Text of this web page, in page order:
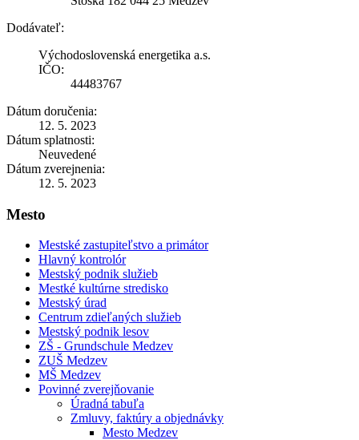
Dodávateľ:
Východoslovenská energetika a.s.
IČO:
44483767
Dátum doručenia:
12. 5. 2023
Dátum splatnosti:
Neuvedené
Dátum zverejnenia:
12. 5. 2023
Mesto
Mestské zastupiteľstvo a primátor
Hlavný kontrolór
Mestský podnik služieb
Mestké kultúrne stredisko
Mestský úrad
Centrum zdieľaných služieb
Mestský podnik lesov
ZŠ - Grundschule Medzev
ZUŠ Medzev
MŠ Medzev
Povinné zverejňovanie
Úradná tabuľa
Zmluvy, faktúry a objednávky
Mesto Medzev